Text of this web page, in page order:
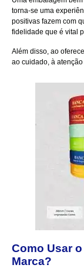
torna-se uma
positivas fazem com
fidelidade que é vital
Além disso, ao
ao cuidado, à atenção
Como Usar
Marca?